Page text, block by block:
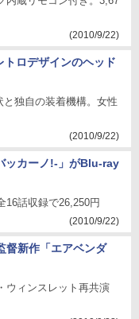
内蔵リモコン付き。3,67
(2010/9/22)
ロデザインのヘッド
と独自の装着機構。女性
(2010/9/22)
ッカーノ!-」がBlu-ray
16話収録で26,250円
(2010/9/22)
督新作「エアベンダ
ウィンスレット再共演